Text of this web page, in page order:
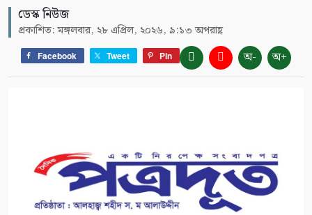
ডেস্ক নিউজ
প্রকাশিত: মঙ্গলবার, ২৮ এপ্রিল, ২০২৬, ৯:১৩ অপরাহ্ণ
Facebook Tweet Pin অ- অ+